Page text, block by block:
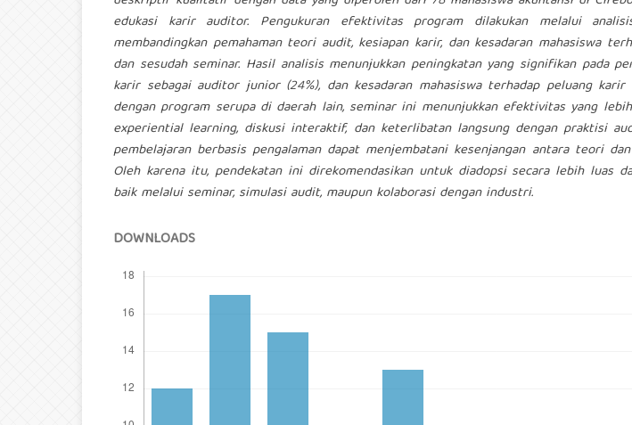
edukasi karir auditor. Pengukuran efektivitas program dilakukan melalui
membandingkan pemahaman teori audit, kesiapan karir, dan kesadaran mahasiswa
dan sesudah seminar. Hasil analisis menunjukkan peningkatan yang signifikan pada
karir sebagai auditor junior (24%), dan kesadaran mahasiswa terhadap peluang
dengan program serupa di daerah lain, seminar ini menunjukkan efektivitas yang
experiential learning, diskusi interaktif, dan keterlibatan langsung dengan praktisi
pembelajaran berbasis pengalaman dapat menjembatani kesenjangan antara teori
Oleh karena itu, pendekatan ini direkomendasikan untuk diadopsi secara lebih luas
baik melalui seminar, simulasi audit, maupun kolaborasi dengan industri.
DOWNLOADS